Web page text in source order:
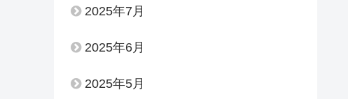
2025年7月
2025年6月
2025年5月